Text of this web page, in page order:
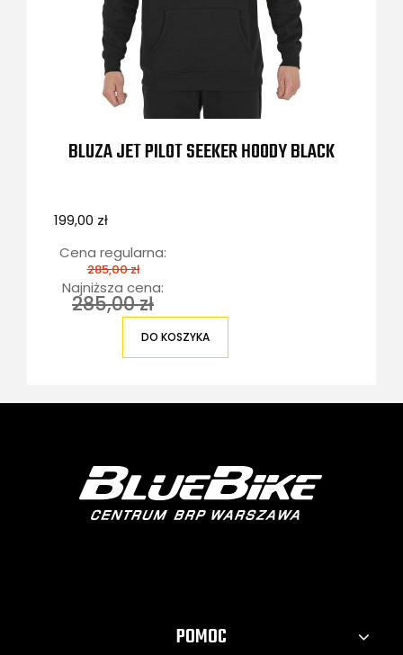
BLUZA JET PILOT SEEKER HOODY BLACK
199,00 zł
Cena regularna:
285,00 zł
Najniższa cena:
285,00 zł
DO KOSZYKA
POMOC